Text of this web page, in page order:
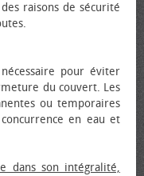
raisons de sécurité
pour éviter
du couvert. Les
ou temporaires
en eau et
dans son intégralité,